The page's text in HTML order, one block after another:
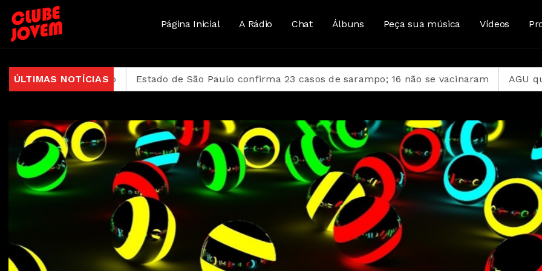
Página Inicial A Rádio Chat Álbuns Peça sua música Vídeos
ÚLTIMAS NOTÍCIAS
de inscrição Estado de São Paulo confirma 23 casos de sarampo; 16 não se vacinaram AGU quer